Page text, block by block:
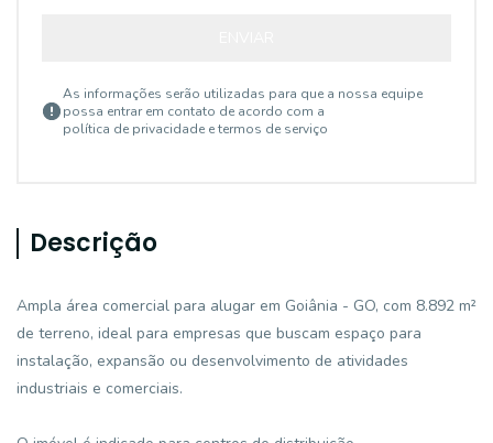
As informações serão utilizadas para que a nossa equipe
possa entrar em contato de acordo com a
política de privacidade e termos de serviço
Descrição
Ampla área comercial para alugar em Goiânia - GO, com 8.892 m²
de terreno, ideal para empresas que buscam espaço para
instalação, expansão ou desenvolvimento de atividades
industriais e comerciais.